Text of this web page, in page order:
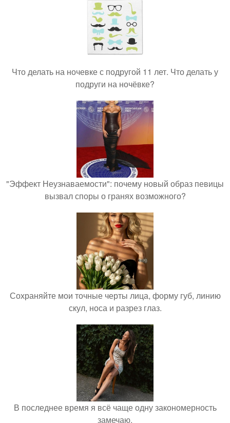
Что делать на ночевке с подругой 11 лет. Что делать у
подруги на ночёвке?
"Эффект Неузнаваемости": почему новый образ певицы
вызвал споры о гранях возможного?
Сохраняйте мои точные черты лица, форму губ, линию
скул, носа и разрез глаз.
В последнее время я всё чаще одну закономерность
замечаю.